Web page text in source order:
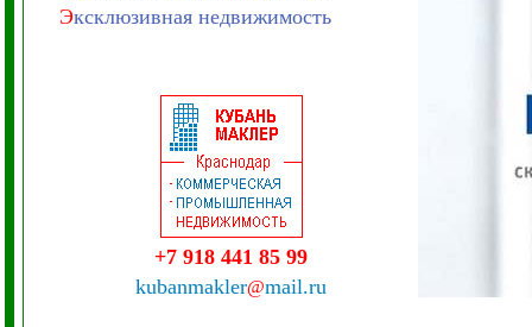
Эксклюзивная недвижимость
+7 918 441 85 99
kubanmakler@mail.ru